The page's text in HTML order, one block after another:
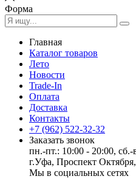
Форма
Главная
Каталог товаров
Лето
Новости
Trade-In
Оплата
Доставка
Контакты
+7 (962) 522-32-32
Заказать звонок
пн.-пт.: 10:00 - 20:00, сб.-
г.Уфа, Проспект
Мы в социальных сетях